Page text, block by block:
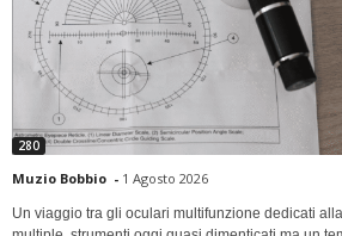
280
Muzio Bobbio - 1 Agosto 2026
Un viaggio tra gli oculari multifunzione dedicati